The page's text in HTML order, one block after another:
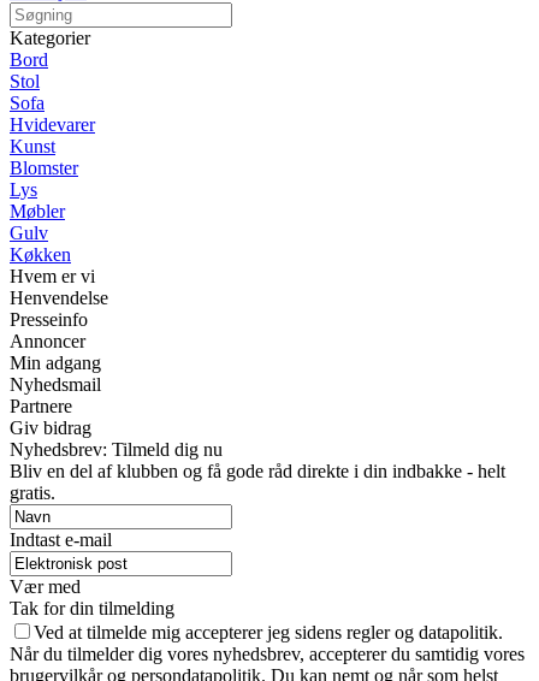
Kategorier
Bord
Stol
Sofa
Hvidevarer
Kunst
Blomster
Lys
Møbler
Gulv
Køkken
Hvem er vi
Henvendelse
Presseinfo
Annoncer
Min adgang
Nyhedsmail
Partnere
Giv bidrag
Nyhedsbrev: Tilmeld dig nu
Bliv en del af klubben og få gode råd direkte i din indbakke - helt
gratis.
Indtast e-mail
Vær med
Tak for din tilmelding
Ved at tilmelde mig accepterer jeg sidens regler og datapolitik.
Når du tilmelder dig vores nyhedsbrev, accepterer du samtidig vores
brugervilkår og persondatapolitik. Du kan nemt og når som helst